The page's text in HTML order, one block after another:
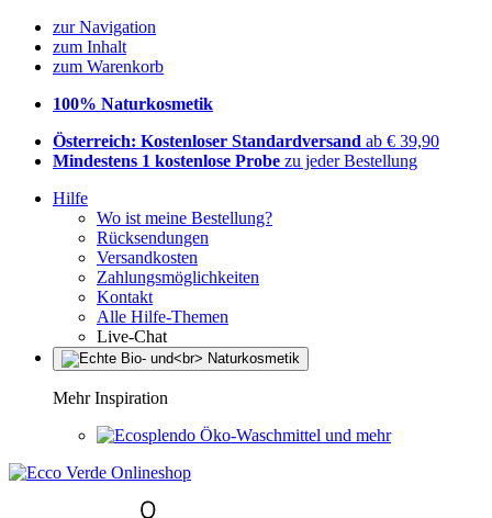
zur Navigation
zum Inhalt
zum Warenkorb
100% Naturkosmetik
Österreich: Kostenloser Standardversand ab € 39,90
Mindestens 1 kostenlose Probe zu jeder Bestellung
Hilfe
Wo ist meine Bestellung?
Rücksendungen
Versandkosten
Zahlungsmöglichkeiten
Kontakt
Alle Hilfe-Themen
Live-Chat
Mehr Inspiration
Öko-Waschmittel und mehr